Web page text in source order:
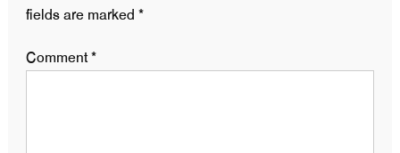
fields are marked *
Comment*